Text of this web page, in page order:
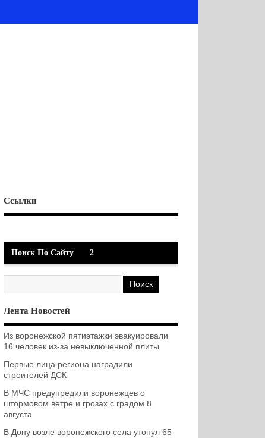
Ссылки
Поиск По Сайту 2
Лента Новостей
Из воронежской пятиэтажки эвакуировали
16 человек из-за невыключенной плиты
Первые лица региона наградили
строителей ДСК
В МЧС предупредили воронежцев о
штормовом ветре и грозах с градом 8
августа
В Дону возле воронежского села утонул 65-